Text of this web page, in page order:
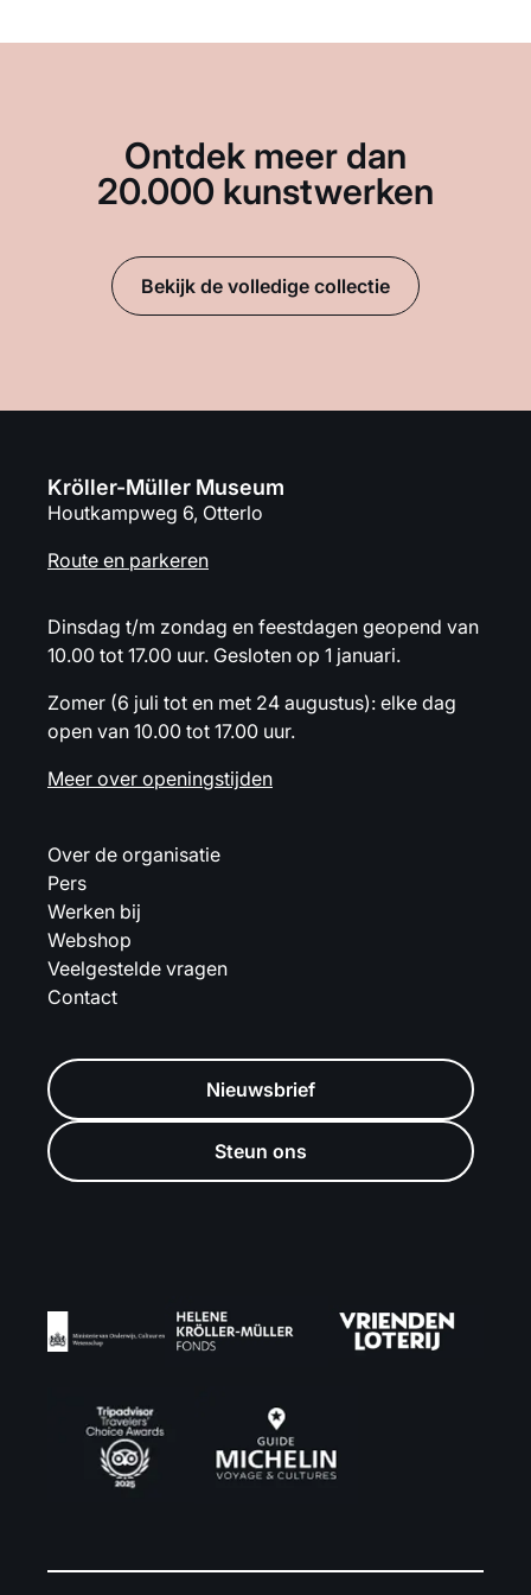
Ontdek meer dan
20.000 kunstwerken
Bekijk de volledige collectie
Kröller-Müller Museum
Houtkampweg 6, Otterlo
Route en parkeren
Dinsdag t/m zondag en feestdagen geopend van
10.00 tot 17.00 uur. Gesloten op 1 januari.
Zomer (6 juli tot en met 24 augustus): elke dag
open van 10.00 tot 17.00 uur.
Meer over openingstijden
Over de organisatie
Pers
Werken bij
Webshop
Veelgestelde vragen
Contact
Nieuwsbrief
Steun ons